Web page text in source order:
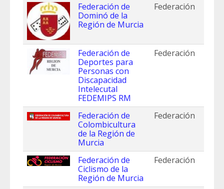
Federación de
Dominó de la
Región de Murcia
Federación
Federación de
Deportes para
Personas con
Discapacidad
Intelecutal
FEDEMIPS RM
Federación
Federación de
Colombicultura
de la Región de
Murcia
Federación
Federación de
Ciclismo de la
Región de Murcia
Federación